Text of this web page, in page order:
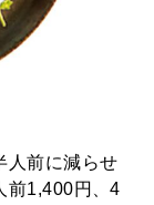
人前に減らせ
前1,400円、4